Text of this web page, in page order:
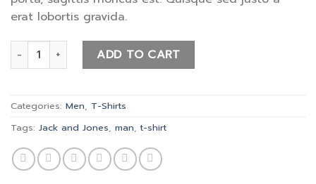
erat lobortis gravida.
Bjorn Tee SS Jack & Jones quantity
ADD TO CART
Categories: Men, T-Shirts
Tags: Jack and Jones, man,t-shirt